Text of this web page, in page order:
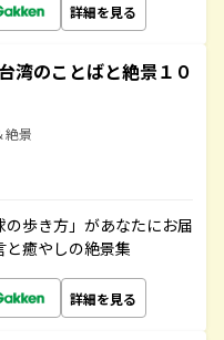
詳細を見る
湾のことばと絶景１０
絶景
歩き方」があなたにお届
と癒やしの絶景集
詳細を見る